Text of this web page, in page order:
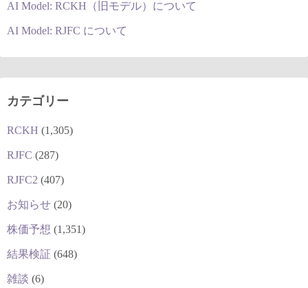
AI Model: RCKH（旧モデル）について
AI Model: RJFC について
カテゴリー
RCKH (1,305)
RJFC (287)
RJFC2 (407)
お知らせ (20)
株価予想 (1,351)
結果検証 (648)
雑談 (6)